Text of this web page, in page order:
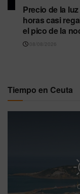
Precio de la
horas casi
el pico de la
08/08/2026
Tiempo en Ceuta